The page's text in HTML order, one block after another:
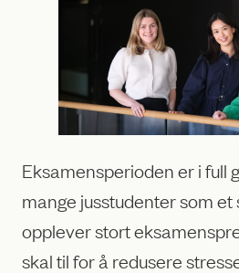
Eksamensperioden er i full
mange jusstudenter som et
opplever stort
skal til for å redusere